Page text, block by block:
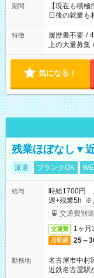
たくない」 など
の方へ 今ご
の勤務時間。
期間
【現在も積
日後の就業も
特徴 履歴書不要 /
上の大量募集 /
気になる！
残業ほぼなし▼
派遣 ブランクOK
給与
時給1700円
週+残業5h ※
交通費別
交通費 1ヶ月
月収例 25～
勤務地
名古屋市中村
近鉄名古屋駅